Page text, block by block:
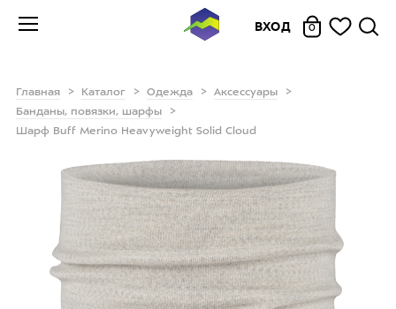
ВХОД 0
Главная Каталог Одежда
Аксессуары
Банданы, повязки, шарфы
Шарф Buff Merino Heavyweight Solid Cloud